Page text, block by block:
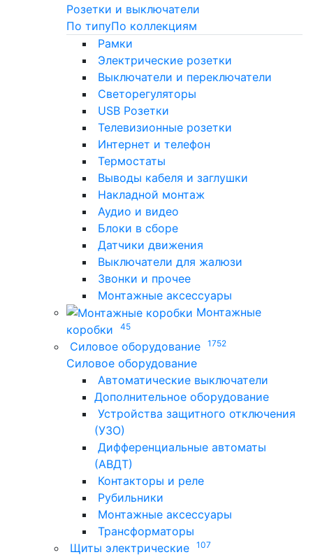
Розетки и выключатели
По типуПо коллекциям
Рамки
Электрические розетки
Выключатели и переключатели
Светорегуляторы
USB Розетки
Телевизионные розетки
Интернет и телефон
Термостаты
Выводы кабеля и заглушки
Накладной монтаж
Аудио и видео
Блоки в сборе
Датчики движения
Выключатели для жалюзи
Звонки и прочее
Монтажные аксессуары
Монтажные
коробки
45
Силовое оборудование 1752
Силовое оборудование
Автоматические выключатели
Дополнительное оборудование
Устройства защитного отключения
(УЗО)
Дифференциальные автоматы
(АВДТ)
Контакторы и реле
Рубильники
Монтажные аксессуары
Трансформаторы
Щиты электрические
107